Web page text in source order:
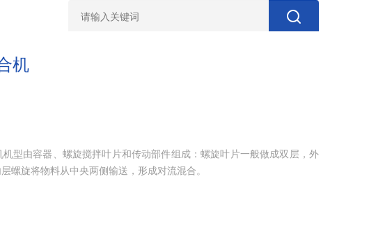
机
机型由容器、螺旋搅拌叶片和传动部件组成：螺旋叶片一般做成双层，外
螺旋将物料从中央两侧输送，形成对流混合。